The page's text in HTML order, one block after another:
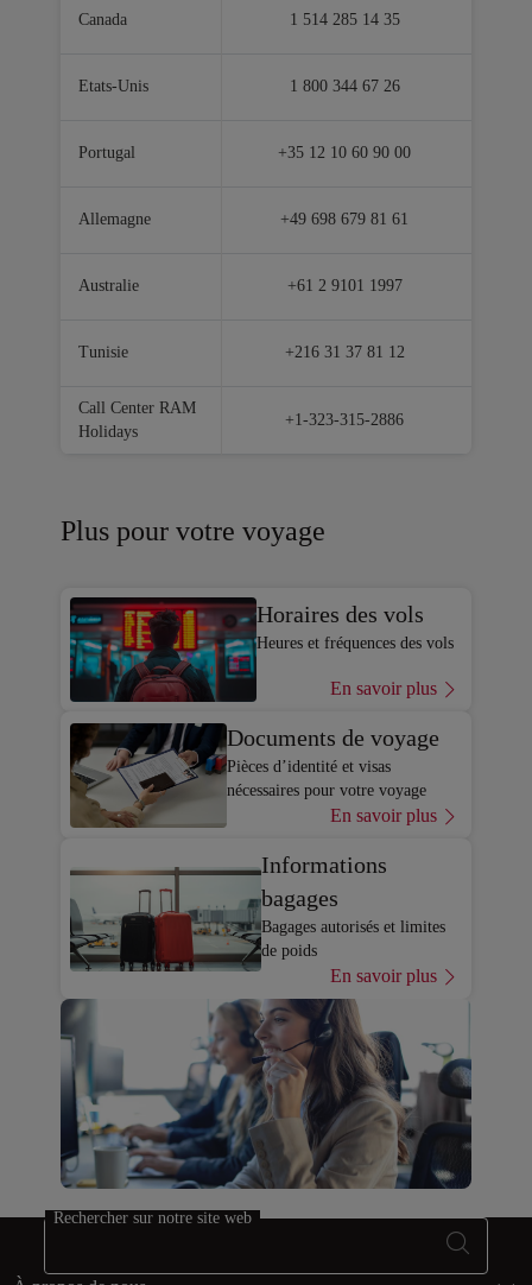
Canada 1 514 285 14 35
Etats-Unis 1 800 344 67 26
Portugal +35 12 10 60 90 00
Allemagne +49 698 679 81 61
Australie +61 2 9101 1997
Tunisie +216 31 37 81 12
Call Center RAM
Holidays
+1-323-315-2886
Plus pour votre voyage
Horaires des vols
Heures et fréquences des vols
En savoir plus
Documents de voyage
Pièces d’identité et visas
nécessaires pour votre voyage
En savoir plus
Informations
bagages
Bagages autorisés et limites
de poids
En savoir plus
Rechercher sur notre site web